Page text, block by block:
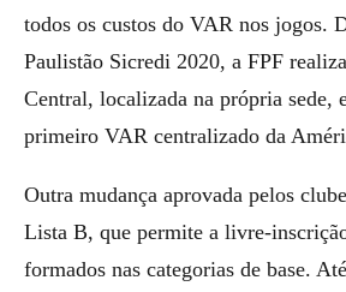
todos os custos do VAR nos jogos.
Paulistão Sicredi 2020, a FPF
Central, localizada na própria sede,
primeiro VAR centralizado da
Outra mudança aprovada pelos
Lista B, que permite a livre-
formados nas categorias de base.